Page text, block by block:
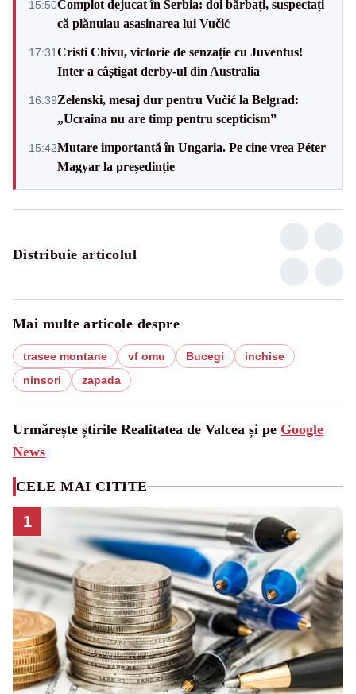
15:50Complot dejucat în Serbia: doi bărbați, suspectați
că plănuiau asasinarea lui Vučić
17:31Cristi Chivu, victorie de senzație cu Juventus!
Inter a câștigat derby-ul din Australia
16:39Zelenski, mesaj dur pentru Vučić la Belgrad:
„Ucraina nu are timp pentru scepticism”
15:42Mutare importantă în Ungaria. Pe cine vrea Péter
Magyar la președinție
Distribuie articolul
Mai multe articole despre
trasee montane vf omu Bucegi
inchise
ninsori
zapada
Urmărește știrile Realitatea de Valcea și pe Google
News
CELE MAI CITITE
1